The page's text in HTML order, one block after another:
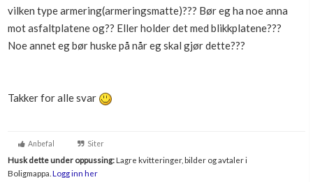
vilken type armering(armeringsmatte)??? Bør eg ha noe anna
mot asfaltplatene og?? Eller holder det med blikkplatene???
Noe annet eg bør huske på når eg skal gjør dette???
Takker for alle svar
Anbefal Siter
Husk dette under oppussing:Lagre kvitteringer, bilder og avtaler i
Boligmappa. Logg inn her